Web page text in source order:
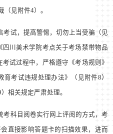
（见附件4）。
考试，提高警惕，切勿上当受骗（见
川美术学院考点关于考场禁带物品
试过程中，严格遵守《考场规则》
育考试违规处理办法》（见附件8）
）相关规定严肃处理。
考科目阅卷实行网上评阅的方式，考
直接影响答题卡的扫描效果，进而